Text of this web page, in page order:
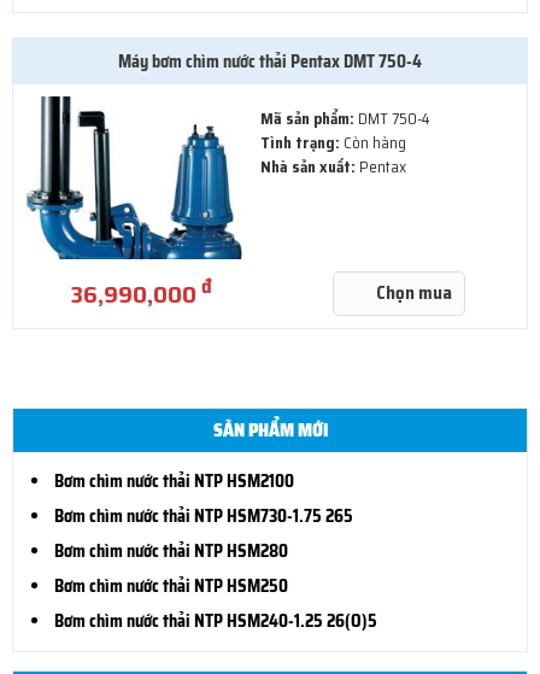
Máy bơm chìm nước thải Pentax DMT 750-4
Mã sản phẩm: DMT 750-4
Tình trạng: Còn hàng
Nhà sản xuất: Pentax
36,990,000đ Chọn mua
SẢN PHẨM MỚI
Bơm chìm nước thải NTP HSM2100
Bơm chìm nước thải NTP HSM730-1.75 265
Bơm chìm nước thải NTP HSM280
Bơm chìm nước thải NTP HSM250
Bơm chìm nước thải NTP HSM240-1.25 26(O)5